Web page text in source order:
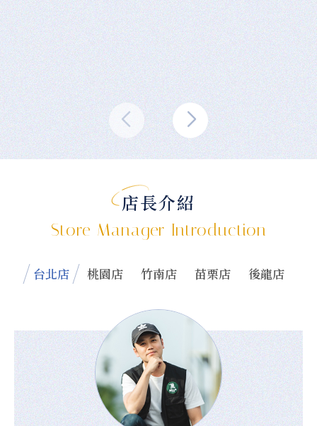
店長介紹
Store Manager Introduction
台北店 桃園店 竹南店 苗栗店 後龍店